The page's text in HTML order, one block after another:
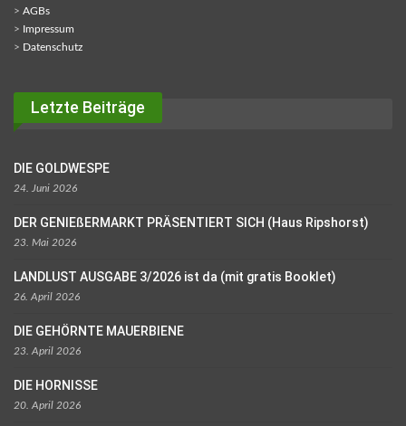
> AGBs
> Impressum
> Datenschutz
Letzte Beiträge
DIE GOLDWESPE
24. Juni 2026
DER GENIEßERMARKT PRÄSENTIERT SICH (Haus Ripshorst)
23. Mai 2026
LANDLUST AUSGABE 3/2026 ist da (mit gratis Booklet)
26. April 2026
DIE GEHÖRNTE MAUERBIENE
23. April 2026
DIE HORNISSE
20. April 2026